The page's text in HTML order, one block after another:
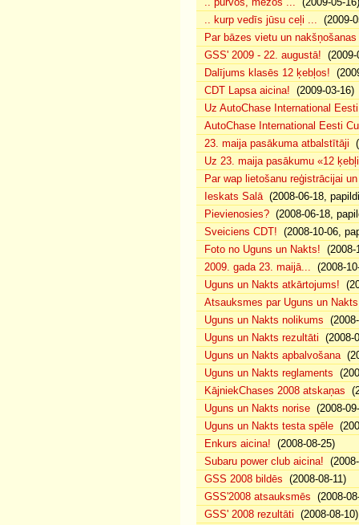
.. kurp vedīs jūsu ceļi ... (2009-
Par bāzes vietu un
GSS' 2009 - 22. augustā! (2009-
Dalījums klasēs 12 ķebļos!
CDT Lapsa aicina! (2009-03-16)
Uz AutoChase International
AutoChase International Eesti
23. maija pasākuma atbalstītāji
Uz 23. maija pasākumu «12
Par wap lietošanu reģistrācijai
Ieskats Salā(2008-06-18,
Pievienosies? (2008-06-18,
Sveiciens CDT! (2008-10-06,
Foto no Uguns un Nakts! (2008-
2009. gada 23. maijā... (2008-
Uguns un Nakts atkārtojums!
Atsauksmes par Uguns un Nakts
Uguns un Nakts nolikums
Uguns un Nakts rezultāti (2008-
Uguns un Nakts apbalvošana
Uguns un Nakts reglaments
KājniekChases 2008 atskaņas
Uguns un Nakts norise (2008-
Uguns un Nakts testa spēle
Enkurs aicina! (2008-08-25)
Subaru power club aicina!
GSS 2008 bildēs (2008-08-11)
GSS'2008 atsauksmēs (2008-
GSS' 2008 rezultāti (2008-08-10)